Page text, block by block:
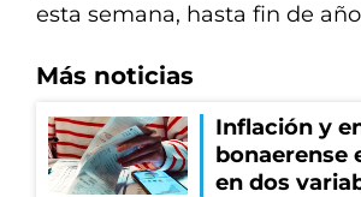
esta semana, hasta fin de
Más noticias
Inflación y
bonaerense
en dos